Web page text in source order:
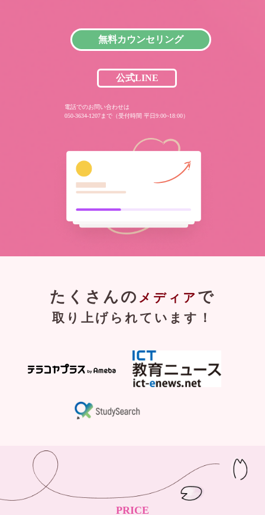
無料カウンセリング
公式LINE
電話でのお問い合わせは
050-3634-1207まで（受付時間 平日9:00~18:00）
たくさんの メディア で
取り上げられています！
PRICE